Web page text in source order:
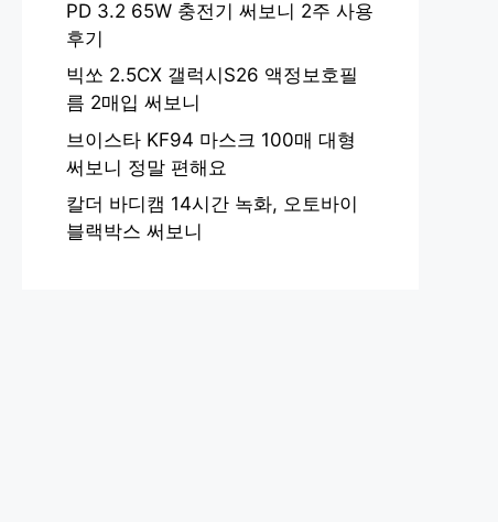
PD 3.2 65W 충전기 써보니 2주 사용
후기
빅쏘 2.5CX 갤럭시S26 액정보호필
름 2매입 써보니
브이스타 KF94 마스크 100매 대형
써보니 정말 편해요
칼더 바디캠 14시간 녹화, 오토바이
블랙박스 써보니